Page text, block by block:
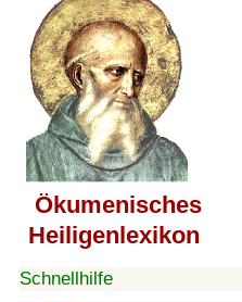
Ökumenisches
Heiligenlexikon
Schnellhilfe